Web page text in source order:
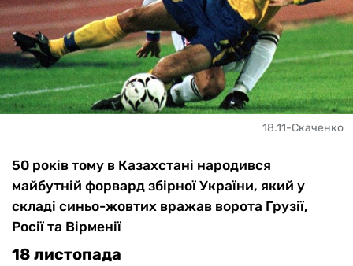
18.11-Скаченко
50 років тому в Казахстані народився
майбутній форвард збірної України, який у
складі синьо-жовтих вражав ворота Грузії,
Росії та Вірменії
18 листопада